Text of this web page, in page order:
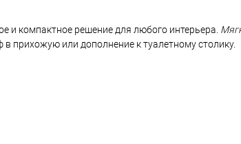
и компактное решение для любого интерьера.
прихожую или дополнение к туалетному столику.